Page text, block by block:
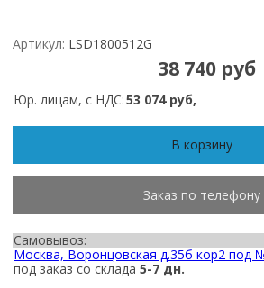
Артикул: LSD1800512G
38 740 руб
Юр. лицам, с НДС:53 074 руб,
В корзину
Заказ по телефону
Самовывоз:
Москва, Воронцовская д.35б кор2 под
под заказ со склада 5-7 дн.